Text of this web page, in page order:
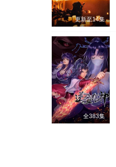
更新至14集
全383集